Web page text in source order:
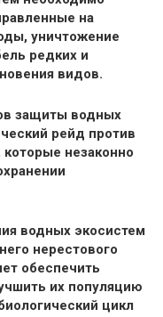
на
уничтожение
редких и
видов.
защиты водных
рейд против
которые незаконно
водных экосистем
нерестового
обеспечить
их популяцию
цикл